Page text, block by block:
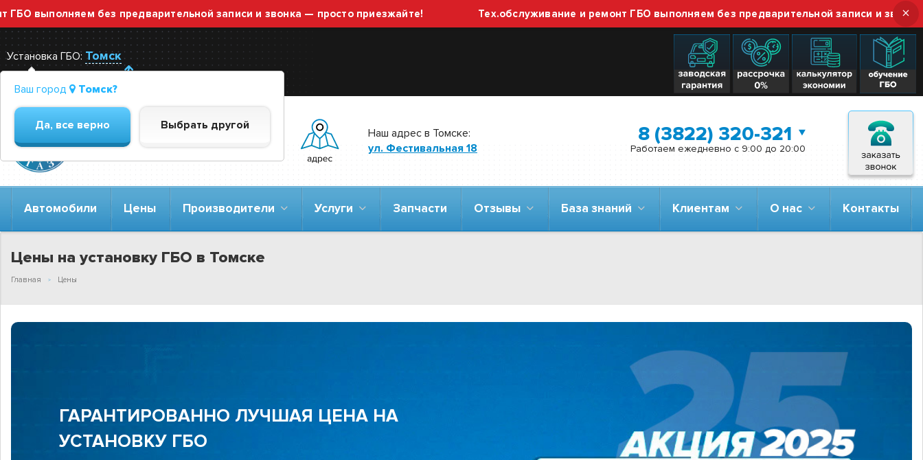
без предварительной записи и звонка — просто приезжайте! Тех.обслуживание и ремонт ГБО выполняем без предварительной записи и звонка —×
Установка ГБО: Томск
Ваш город Томск?
Да, все верно Выбрать другой
ГАРАНТ-ГАЗ
Федеральная сеть -26 автосервисов
Наш адрес в Томске:
ул. Фестивальная 18
8 (3822) 320-321
Работаем ежедневно с 9:00 до 20:00
Автомобили Цены Производители Услуги Запчасти Отзывы База знаний Клиентам О нас Контакты
Цены на установку ГБО в Томске
Главная Цены
ГАРАНТИРОВАННО ЛУЧШАЯ ЦЕНА НА
УСТАНОВКУ ГБО